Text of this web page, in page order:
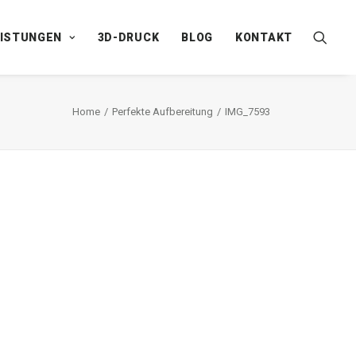
3D-DRUCK BLOG KONTAKT
Home Perfekte Aufbereitung IMG_7593